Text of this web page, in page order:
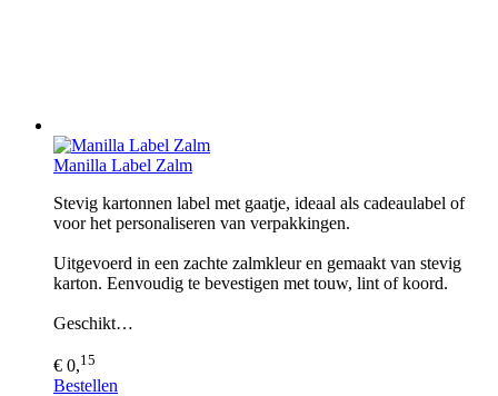
Manilla Label Zalm
Stevig kartonnen label met gaatje, ideaal als cadeaulabel of
voor het personaliseren van verpakkingen.
Uitgevoerd in een zachte zalmkleur en gemaakt van stevig
karton. Eenvoudig te bevestigen met touw, lint of koord.
Geschikt…
€ 0,15
Bestellen